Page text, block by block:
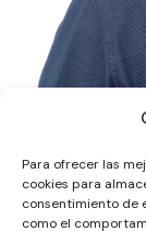
Para ofrecer las
cookies para
consentimiento de
como el